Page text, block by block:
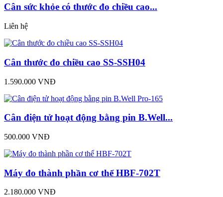
Cân sức khỏe có thước đo chiều cao...
Liên hệ
Cân thước đo chiều cao SS-SSH04
1.590.000 VNĐ
Cân điện tử hoạt động bằng pin B.Well...
500.000 VNĐ
Máy đo thành phần cơ thể HBF-702T
2.180.000 VNĐ